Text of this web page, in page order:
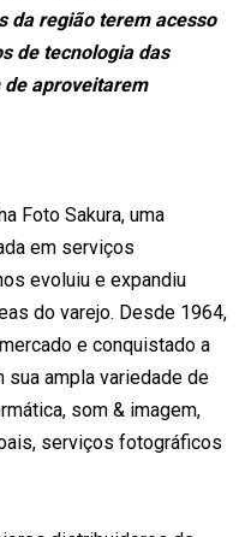
da região terem acesso
de tecnologia das
aproveitarem
Foto Sakura, uma
em serviços
evoluiu e expandiu
do varejo. Desde 1964,
e conquistado a
ampla variedade de
som & imagem,
serviços fotográficos